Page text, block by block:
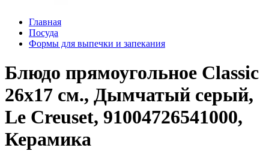
Главная
Посуда
Формы для выпечки и запекания
Блюдо прямоугольное Classic
26х17 см., Дымчатый серый,
Le Creuset, 91004726541000,
Керамика